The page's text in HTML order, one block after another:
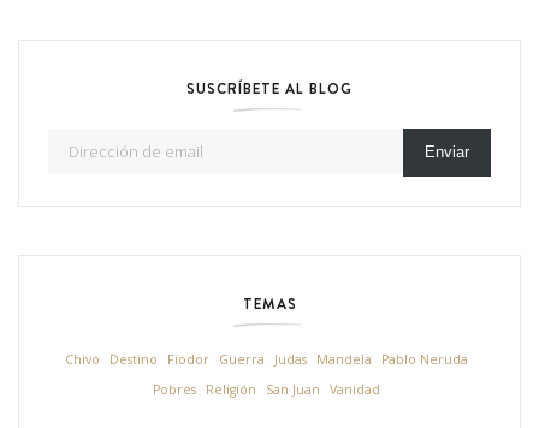
SUSCRÍBETE AL BLOG
Enviar
TEMAS
Chivo Destino Fiodor Guerra Judas Mandela
Pablo Neruda
Pobres
Religión San Juan Vanidad